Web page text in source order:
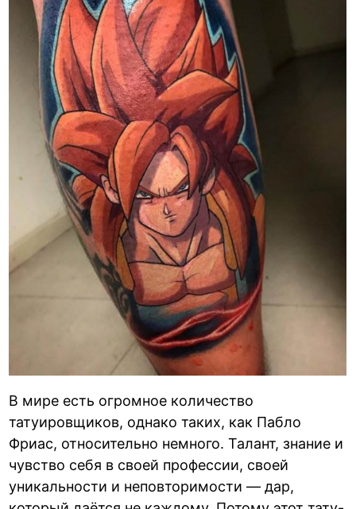
В мире есть огромное количество
татуировщиков, однако таких, как Пабло
Фриас, относительно немного. Талант, знание и
чувство себя в своей профессии, своей
уникальности и неповторимости — дар,